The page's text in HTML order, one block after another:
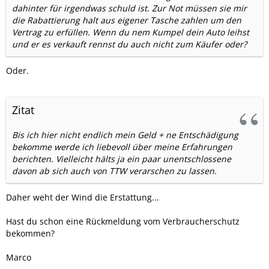
dahinter für irgendwas schuld ist. Zur Not müssen sie mir
die Rabattierung halt aus eigener Tasche zahlen um den
Vertrag zu erfüllen. Wenn du nem Kumpel dein Auto leihst
und er es verkauft rennst du auch nicht zum Käufer oder?
Oder.
Zitat
Bis ich hier nicht endlich mein Geld + ne Entschädigung
bekomme werde ich liebevoll über meine Erfahrungen
berichten. Vielleicht hälts ja ein paar unentschlossene
davon ab sich auch von TTW verarschen zu lassen.
Daher weht der Wind die Erstattung...
Hast du schon eine Rückmeldung vom Verbraucherschutz
bekommen?
Marco